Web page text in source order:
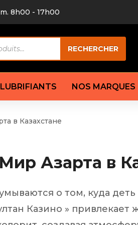
8h00 - 17h00
RECHERCHER
de température
Flexible
Jeu de
LUBRIFIANTS NOS MARQUES
в Казахстане
Азарта в
о том, куда
Казино » привлекает